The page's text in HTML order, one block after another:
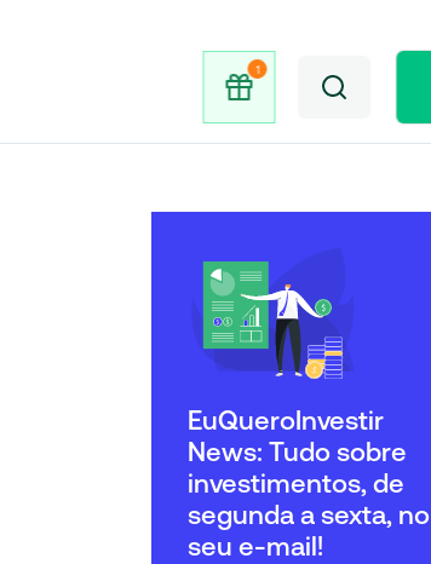
EuQueroInvestir
News: Tudo sobre
investimentos, de
segunda a sexta, no
seu e-mail!